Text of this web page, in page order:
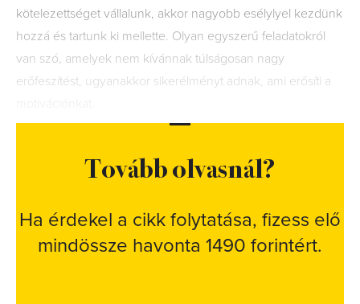
kötelezettséget vállalunk, akkor nagyobb esélylyel kezdünk
hozzá és tartunk ki mellette. Olyan egyszerű feladatokról
van szó, amelyek nem kívánnak túlságosan nagy
erőfeszítést, ugyanakkor sikerélményt adnak, ami erősíti a
Tovább olvasnál?
Ha érdekel a cikk folytatása, fizess elő
mindössze havonta 1490 forintért.